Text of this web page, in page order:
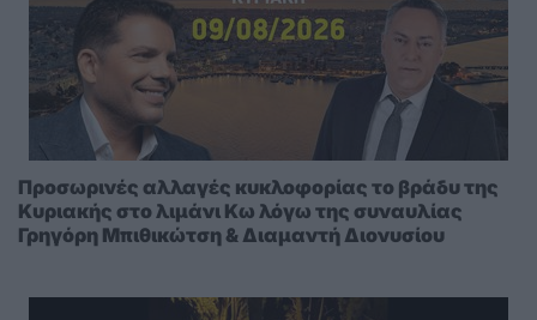
Προσωρινές αλλαγές κυκλοφορίας το βράδυ της
Κυριακής στο λιμάνι Κω λόγω της συναυλίας
Γρηγόρη Μπιθικώτση & Διαμαντή Διονυσίου